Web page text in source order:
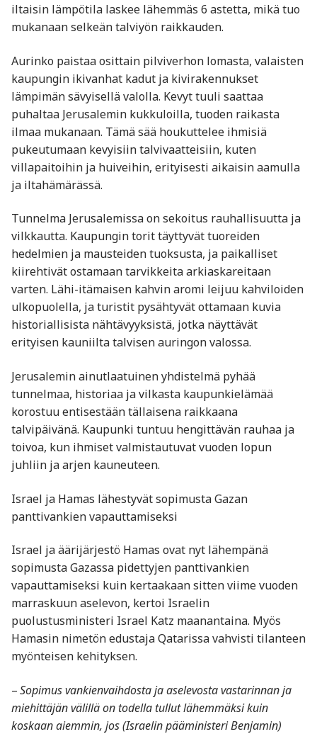
iltaisin lämpötila laskee lähemmäs 6 astetta, mikä tuo
mukanaan selkeän talviyön raikkauden.
Aurinko paistaa osittain pilviverhon lomasta, valaisten
kaupungin ikivanhat kadut ja kivirakennukset
lämpimän sävyisellä valolla. Kevyt tuuli saattaa
puhaltaa Jerusalemin kukkuloilla, tuoden raikasta
ilmaa mukanaan. Tämä sää houkuttelee ihmisiä
pukeutumaan kevyisiin talvivaatteisiin, kuten
villapaitoihin ja huiveihin, erityisesti aikaisin aamulla
ja iltahämärässä.
Tunnelma Jerusalemissa on sekoitus rauhallisuutta ja
vilkkautta. Kaupungin torit täyttyvät tuoreiden
hedelmien ja mausteiden tuoksusta, ja paikalliset
kiirehtivät ostamaan tarvikkeita arkiaskareitaan
varten. Lähi-itämaisen kahvin aromi leijuu kahviloiden
ulkopuolella, ja turistit pysähtyvät ottamaan kuvia
historiallisista nähtävyyksistä, jotka näyttävät
erityisen kauniilta talvisen auringon valossa.
Jerusalemin ainutlaatuinen yhdistelmä pyhää
tunnelmaa, historiaa ja vilkasta kaupunkielämää
korostuu entisestään tällaisena raikkaana
talvipäivänä. Kaupunki tuntuu hengittävän rauhaa ja
toivoa, kun ihmiset valmistautuvat vuoden lopun
juhliin ja arjen kauneuteen.
Israel ja Hamas lähestyvät sopimusta Gazan
panttivankien vapauttamiseksi
Israel ja äärijärjestö Hamas ovat nyt lähempänä
sopimusta Gazassa pidettyjen panttivankien
vapauttamiseksi kuin kertaakaan sitten viime vuoden
marraskuun aselevon, kertoi Israelin
puolustusministeri Israel Katz maanantaina. Myös
Hamasin nimetön edustaja Qatarissa vahvisti tilanteen
myönteisen kehityksen.
–Sopimus vankienvaihdosta ja aselevosta vastarinnan ja
miehittäjän välillä on todella tullut lähemmäksi kuin
koskaan aiemmin, jos (Israelin pääministeri Benjamin)